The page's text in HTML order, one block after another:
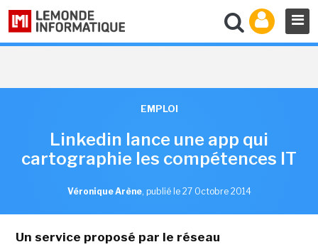
EMPLOI
Linkedin lance une app qui
cartographie les compétences IT
Véronique Arène, publié le 27 Octobre 2014
Un service proposé par le réseau